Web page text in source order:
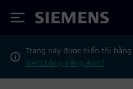
Siemens
Trang này được hiển thị
Xem bằng tiếng Anh?